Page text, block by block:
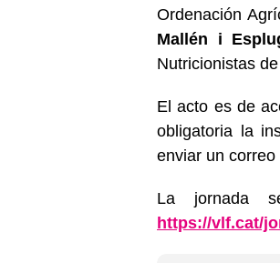
Ordenación
Mallén i
Nutricionistas
El acto es de
obligatoria la
enviar un correo
La jornada
https://vlf.cat/